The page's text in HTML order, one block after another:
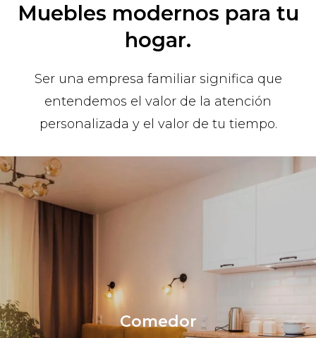
Muebles modernos para tu
hogar.
Ser una empresa familiar significa que
entendemos el valor de la atención
personalizada y el valor de tu tiempo.
Comedor